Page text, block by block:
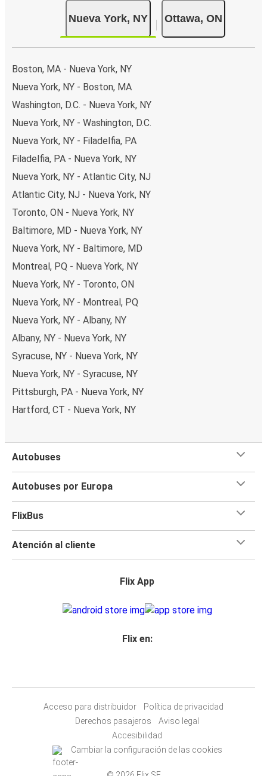
Nueva York, NY Ottawa, ON
Boston, MA - Nueva York, NY
Nueva York, NY - Boston, MA
Washington, D.C. - Nueva York, NY
Nueva York, NY - Washington, D.C.
Nueva York, NY - Filadelfia, PA
Filadelfia, PA - Nueva York, NY
Nueva York, NY - Atlantic City, NJ
Atlantic City, NJ - Nueva York, NY
Toronto, ON - Nueva York, NY
Baltimore, MD - Nueva York, NY
Nueva York, NY - Baltimore, MD
Montreal, PQ - Nueva York, NY
Nueva York, NY - Toronto, ON
Nueva York, NY - Montreal, PQ
Nueva York, NY - Albany, NY
Albany, NY - Nueva York, NY
Syracuse, NY - Nueva York, NY
Nueva York, NY - Syracuse, NY
Pittsburgh, PA - Nueva York, NY
Hartford, CT - Nueva York, NY
Autobuses
Autobuses por Europa
FlixBus
Atención al cliente
Flix App
Flix en:
Acceso para distribuidor
Política de privacidad
Derechos pasajeros
Aviso legal
Accesibilidad
Cambiar la configuración de las cookies